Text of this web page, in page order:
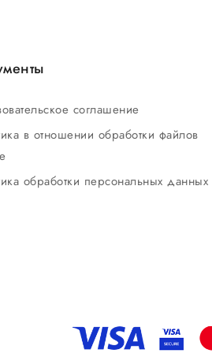
соглашение
в отношении обработки файлов
обработки персональных данных